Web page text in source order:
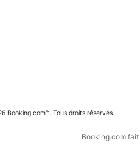
Booking.com™. Tous droits réservés.
Booking.com